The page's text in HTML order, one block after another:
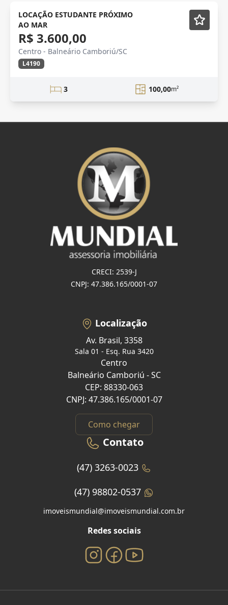
LATERAL MAR Mobiliado
LOCAÇÃO ESTUDANTE PRÓXIMO
AO MAR
R$ 3.600,00
Centro - Balneário Camboriú/SC
L4190
3 100,00m²
CRECI: 2539-J
CNPJ: 47.386.165/0001-07
Localização
Av. Brasil, 3358
Sala 01 - Esq. Rua 3420
Centro
Balneário Camboriú - SC
CEP: 88330-063
CNPJ: 47.386.165/0001-07
Como chegar
Contato
(47) 3263-0023
(47) 98802-0537
imoveismundial@imoveismundial.com.br
Redes sociais